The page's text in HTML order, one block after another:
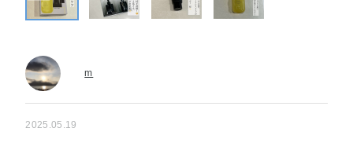
m
2025.05.19